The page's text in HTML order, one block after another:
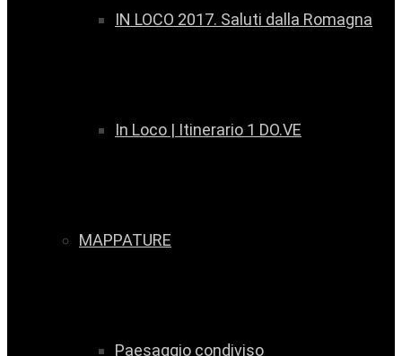
IN LOCO 2017. Saluti dalla Romagna
In Loco | Itinerario 1 DO.VE
MAPPATURE
Paesaggio condiviso